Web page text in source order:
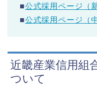
■公式採用ページ（
■公式採用ページ（
近畿産業信用組
ついて